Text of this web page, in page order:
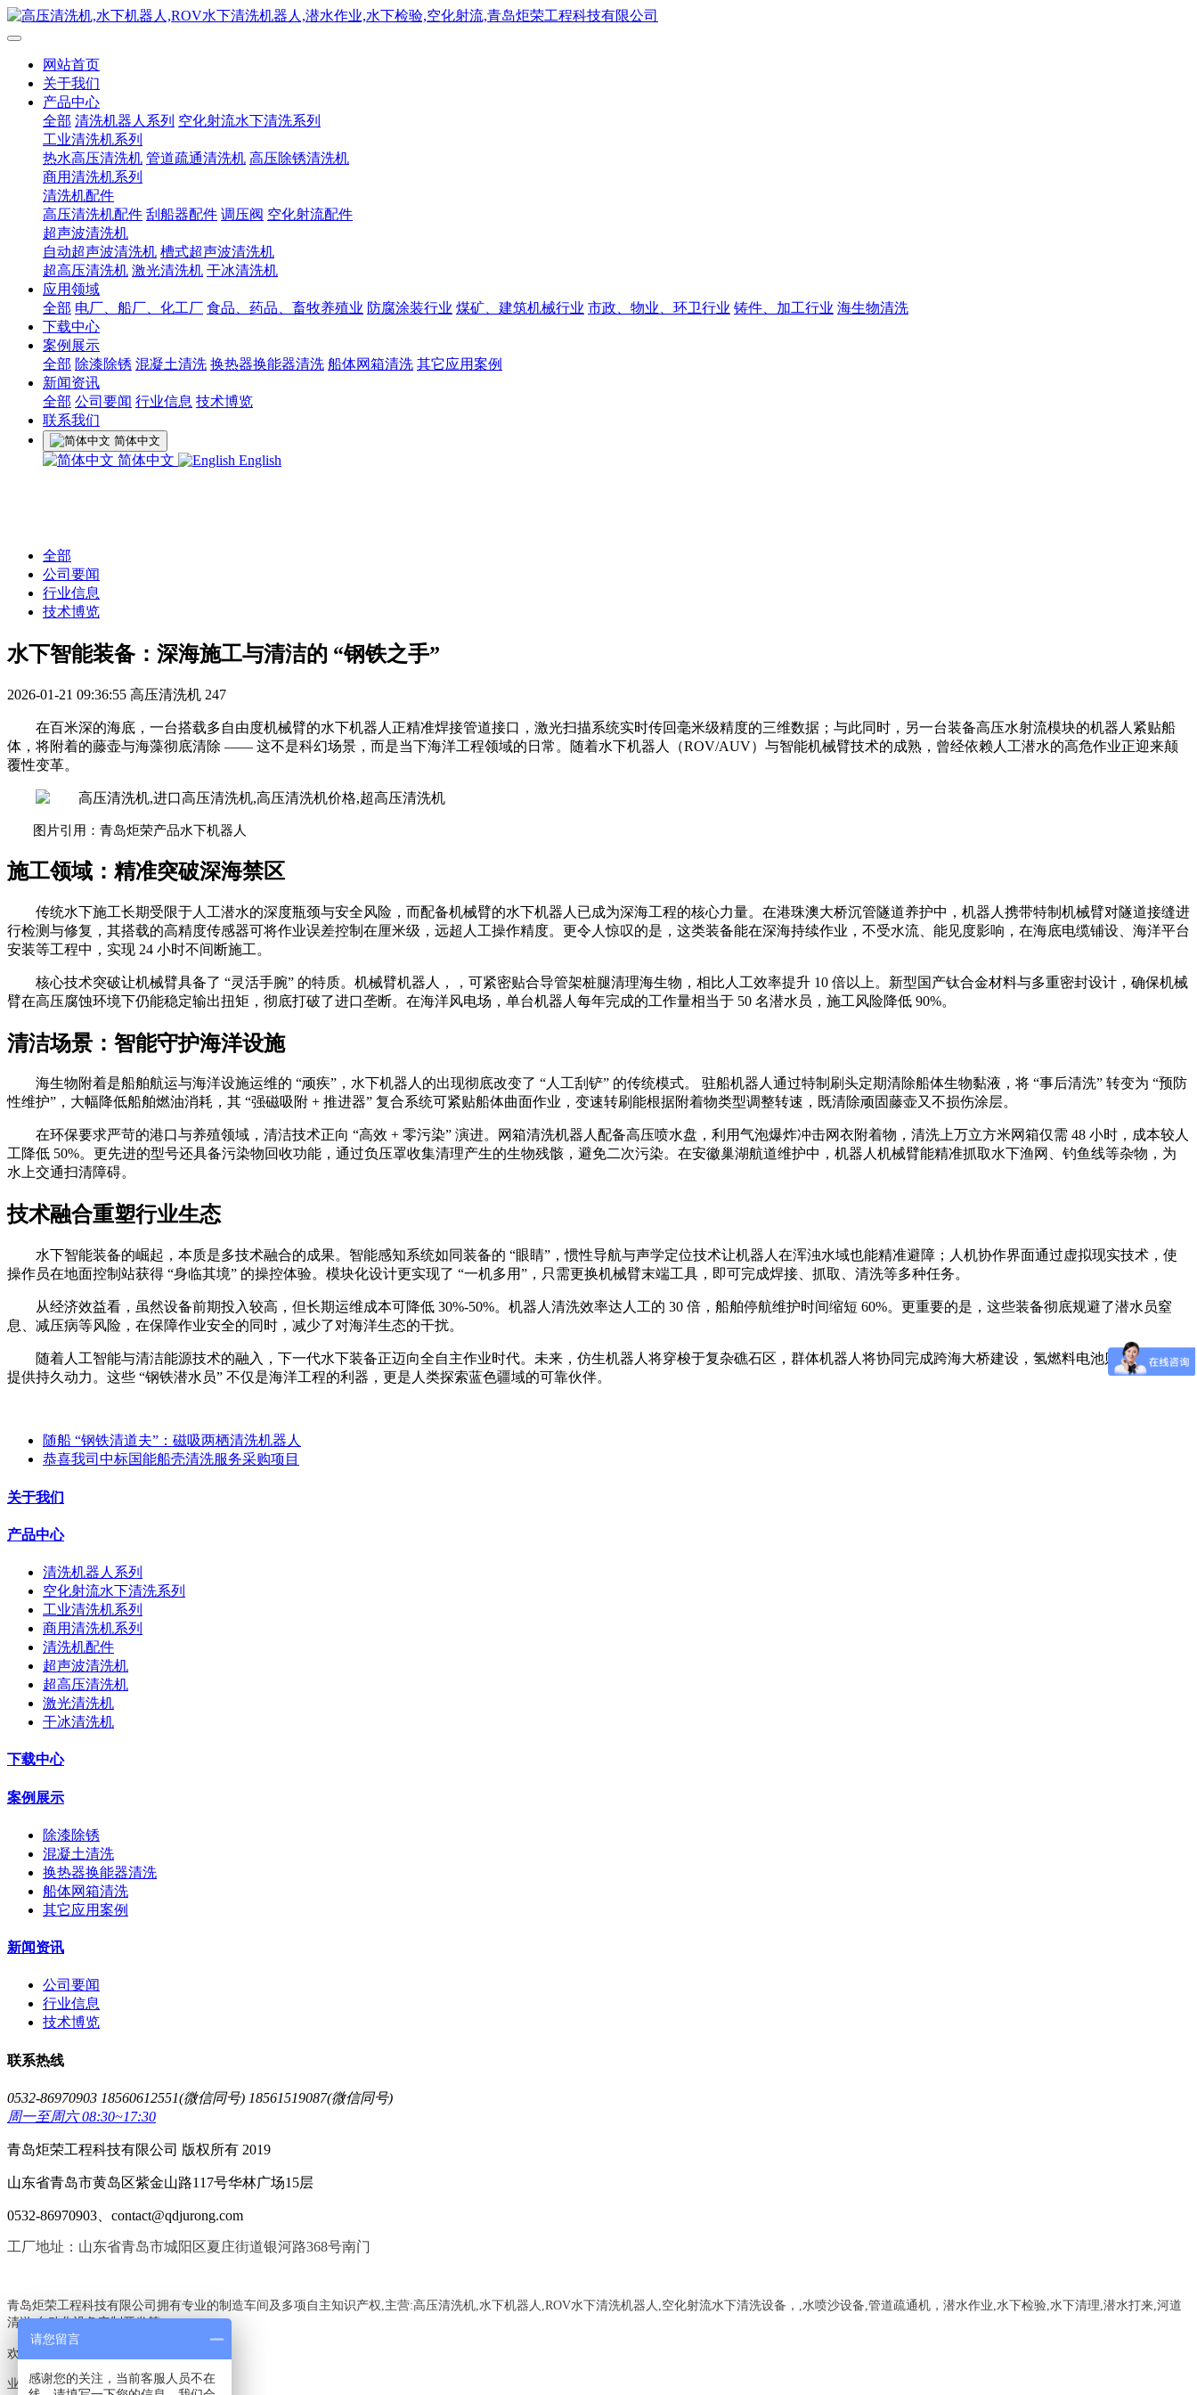
网站首页
关于我们
产品中心
全部 清洗机器人系列 空化射流水下清洗系列
工业清洗机系列
热水高压清洗机 管道疏通清洗机 高压除锈清洗机
商用清洗机系列
清洗机配件
高压清洗机配件 刮船器配件 调压阀 空化射流配件
超声波清洗机
自动超声波清洗机 槽式超声波清洗机
超高压清洗机 激光清洗机 干冰清洗机
应用领域
全部 电厂、船厂、化工厂 食品、药品、畜牧养殖业 防腐涂装行业 煤矿、建筑机械行业 市政、物业、环卫行业 铸件、加工行业 海生物清洗
下载中心
案例展示
全部 除漆除锈 混凝土清洗 换热器换能器清洗 船体网箱清洗 其它应用案例
新闻资讯
全部 公司要闻 行业信息 技术博览
联系我们
简体中文
简体中文 English
全部
公司要闻
行业信息
技术博览
水下智能装备：深海施工与清洁的 “钢铁之手”
2026-01-21 09:36:55 高压清洗机 247
在百米深的海底，一台搭载多自由度机械臂的水下机器人正精准焊接管道接口，激光扫描系统实时传回毫米级精度的三维数据；与此同时，另一台装备高压水射流模块的机器人紧贴船
体，将附着的藤壶与海藻彻底清除 —— 这不是科幻场景，而是当下海洋工程领域的日常。随着水下机器人（ROV/AUV）与智能机械臂技术的成熟，曾经依赖人工潜水的高危作业正迎来颠
覆性变革。
图片引用：青岛炬荣产品水下机器人
施工领域：精准突破深海禁区
传统水下施工长期受限于人工潜水的深度瓶颈与安全风险，而配备机械臂的水下机器人已成为深海工程的核心力量。在港珠澳大桥沉管隧道养护中，机器人携带特制机械臂对隧道接缝进
行检测与修复，其搭载的高精度传感器可将作业误差控制在厘米级，远超人工操作精度。更令人惊叹的是，这类装备能在深海持续作业，不受水流、能见度影响，在海底电缆铺设、海洋平台
安装等工程中，实现 24 小时不间断施工。
核心技术突破让机械臂具备了 “灵活手腕” 的特质。机械臂机器人，，可紧密贴合导管架桩腿清理海生物，相比人工效率提升 10 倍以上。新型国产钛合金材料与多重密封设计，确保机械
臂在高压腐蚀环境下仍能稳定输出扭矩，彻底打破了进口垄断。在海洋风电场，单台机器人每年完成的工作量相当于 50 名潜水员，施工风险降低 90%。
清洁场景：智能守护海洋设施
海生物附着是船舶航运与海洋设施运维的 “顽疾”，水下机器人的出现彻底改变了 “人工刮铲” 的传统模式。 驻船机器人通过特制刷头定期清除船体生物黏液，将 “事后清洗” 转变为 “预防
性维护”，大幅降低船舶燃油消耗，其 “强磁吸附 + 推进器” 复合系统可紧贴船体曲面作业，变速转刷能根据附着物类型调整转速，既清除顽固藤壶又不损伤涂层。
在环保要求严苛的港口与养殖领域，清洁技术正向 “高效 + 零污染” 演进。网箱清洗机器人配备高压喷水盘，利用气泡爆炸冲击网衣附着物，清洗上万立方米网箱仅需 48 小时，成本较人
工降低 50%。更先进的型号还具备污染物回收功能，通过负压罩收集清理产生的生物残骸，避免二次污染。在安徽巢湖航道维护中，机器人机械臂能精准抓取水下渔网、钓鱼线等杂物，为
水上交通扫清障碍。
技术融合重塑行业生态
水下智能装备的崛起，本质是多技术融合的成果。智能感知系统如同装备的 “眼睛”，惯性导航与声学定位技术让机器人在浑浊水域也能精准避障；人机协作界面通过虚拟现实技术，使
操作员在地面控制站获得 “身临其境” 的操控体验。模块化设计更实现了 “一机多用”，只需更换机械臂末端工具，即可完成焊接、抓取、清洗等多种任务。
从经济效益看，虽然设备前期投入较高，但长期运维成本可降低 30%-50%。机器人清洗效率达人工的 30 倍，船舶停航维护时间缩短 60%。更重要的是，这些装备彻底规避了潜水员窒
息、减压病等风险，在保障作业安全的同时，减少了对海洋生态的干扰。
随着人工智能与清洁能源技术的融入，下一代水下装备正迈向全自主作业时代。未来，仿生机器人将穿梭于复杂礁石区，群体机器人将协同完成跨海大桥建设，氢燃料电池则为深海作业
提供持久动力。这些 “钢铁潜水员” 不仅是海洋工程的利器，更是人类探索蓝色疆域的可靠伙伴。
随船 “钢铁清道夫”：磁吸两栖清洗机器人
恭喜我司中标国能船壳清洗服务采购项目
关于我们
产品中心
清洗机器人系列
空化射流水下清洗系列
工业清洗机系列
商用清洗机系列
清洗机配件
超声波清洗机
超高压清洗机
激光清洗机
干冰清洗机
下载中心
案例展示
除漆除锈
混凝土清洗
换热器换能器清洗
船体网箱清洗
其它应用案例
新闻资讯
公司要闻
行业信息
技术博览
联系热线
0532-86970903 18560612551(微信同号) 18561519087(微信同号)
周一至周六 08:30~17:30
青岛炬荣工程科技有限公司 版权所有 2019
山东省青岛市黄岛区紫金山路117号华林广场15层
0532-86970903、contact@qdjurong.com
工厂地址：山东省青岛市城阳区夏庄街道银河路368号南门
青岛炬荣工程科技有限公司拥有专业的制造车间及多项自主知识产权,主营:高压清洗机,水下机器人,ROV水下清洗机器人,空化射流水下清洗设备， 水喷沙设备 ,管道疏通机 ， 潜水作业,水下检验,水下清理,潜水打来,河道
清淤,自动化设备定制开发等,
欢迎电询:18560612551,18561519087
业务范围：
请您留言
感谢您的关注，当前客服人员不在